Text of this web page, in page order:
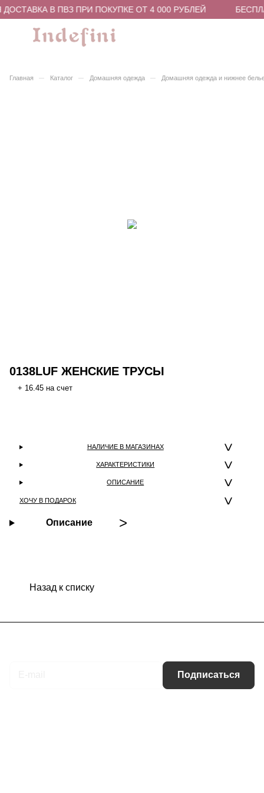
В ПВЗ ПРИ ПОКУПКЕ ОТ 4 000 РУБЛЕЙ
Главная – Каталог – Домашняя одежда – Домашняя одежда и нижнее
0138LUF ЖЕНСКИЕ ТРУСЫ
+ 16.45 на счет
НАЛИЧИЕ В МАГАЗИНАХ
ХАРАКТЕРИСТИКИ
ОПИСАНИЕ
ХОЧУ В ПОДАРОК
Описание
Назад к списку
Подписаться